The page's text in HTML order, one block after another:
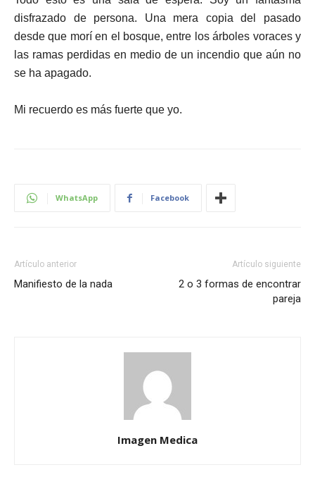
disfrazado de persona. Una mera copia del pasado
desde que morí en el bosque, entre los árboles voraces y
las ramas perdidas en medio de un incendio que aún no
se ha apagado.
Mi recuerdo es más fuerte que yo.
WhatsApp Facebook
Artículo anterior
Manifiesto de la nada
Artículo siguiente
2 o 3 formas de encontrar
pareja
Imagen Medica